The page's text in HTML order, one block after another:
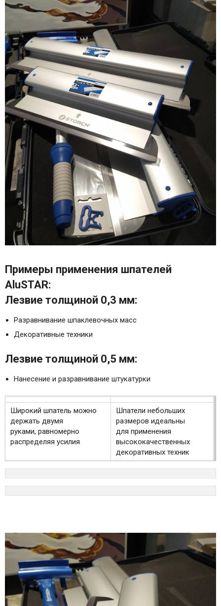
Примеры применения шпателей
AluSTAR:
Лезвие толщиной 0,3 мм:
Разравнивание шпаклевочных масс
Декоративные техники
Лезвие толщиной 0,5 мм:
Нанесение и разравнивание штукатурки
Широкий шпатель можно
держать двумя
руками, равномерно
распределяя усилия
Шпатели небольших
размеров идеальны
для применения
высококачественных
декоративных техник